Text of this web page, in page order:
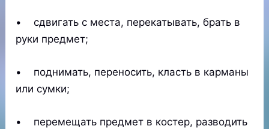
• сдвигать с места, перекатывать, брать в
руки предмет;
• поднимать, переносить, класть в карманы
или сумки;
• перемещать предмет в костер, разводить